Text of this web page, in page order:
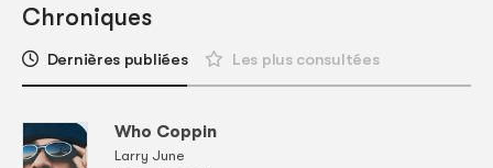
Chroniques
Dernières publiées Les plus consultées
Who Coppin
Larry June